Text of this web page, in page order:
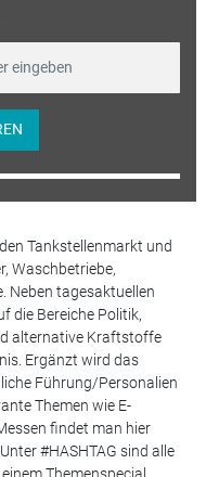
Tankstellenmarkt und
Waschbetriebe,
Neben tagesaktuellen
die Bereiche Politik,
alternative Kraftstoffe
Ergänzt wird das
Führung/Personalien
Themen wie E-
findet man hier
#HASHTAG sind alle